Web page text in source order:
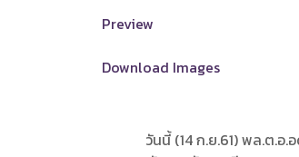
Preview
Download Images
วันนี้ (14 ก.ย.61) พล.ต.อ.อดุล